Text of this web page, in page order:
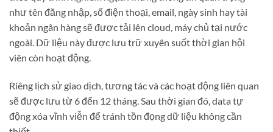
như tên đăng nhập, số điện thoại, email, ngày sinh hay tài
khoản ngân hàng sẽ được tải lên cloud, máy chủ tại nước
ngoài. Dữ liệu này được lưu trữ xuyên suốt thời gian hội
viên còn hoạt động.
Riêng lịch sử giao dịch, tương tác và các hoạt động liên quan
sẽ được lưu từ 6 đến 12 tháng. Sau thời gian đó, data tự
động xóa vĩnh viễn để tránh tồn đọng dữ liệu không cần